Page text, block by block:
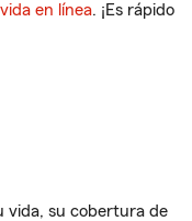
en línea. ¡Es rápido
vida, su cobertura de